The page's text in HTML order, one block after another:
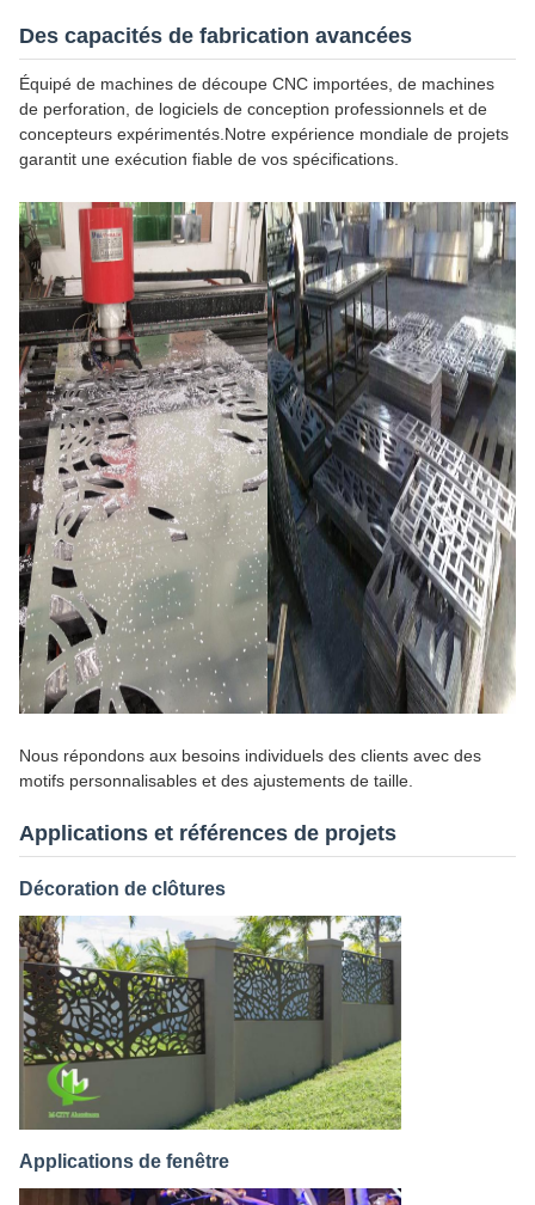
Des capacités de fabrication avancées
Équipé de machines de découpe CNC importées, de machines
de perforation, de logiciels de conception professionnels et de
concepteurs expérimentés.Notre expérience mondiale de projets
garantit une exécution fiable de vos spécifications.
Nous répondons aux besoins individuels des clients avec des
motifs personnalisables et des ajustements de taille.
Applications et références de projets
Décoration de clôtures
Applications de fenêtre